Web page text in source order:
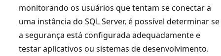
monitorando os usuários que tentam se conectar a
uma instância do SQL Server, é possível determinar se
a segurança está configurada adequadamente e
testar aplicativos ou sistemas de desenvolvimento.